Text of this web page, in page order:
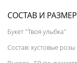
СОСТАВ И РАЗМЕР
Букет "Твоя улыбка"
Состав: кустовые